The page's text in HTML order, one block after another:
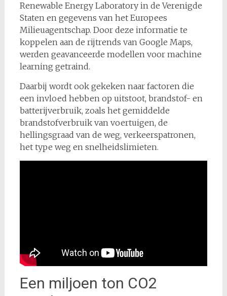
Renewable Energy Laboratory in de Verenigde
Staten en gegevens van het Europees
Milieuagentschap. Door deze informatie te
koppelen aan de rijtrends van Google Maps,
werden geavanceerde modellen voor machine
learning getraind.
Daarbij wordt ook gekeken naar factoren die
een invloed hebben op uitstoot, brandstof- en
batterijverbruik, zoals het gemiddelde
brandstofverbruik van voertuigen, de
hellingsgraad van de weg, verkeerspatronen,
het type weg en snelheidslimieten.
Een miljoen ton CO2